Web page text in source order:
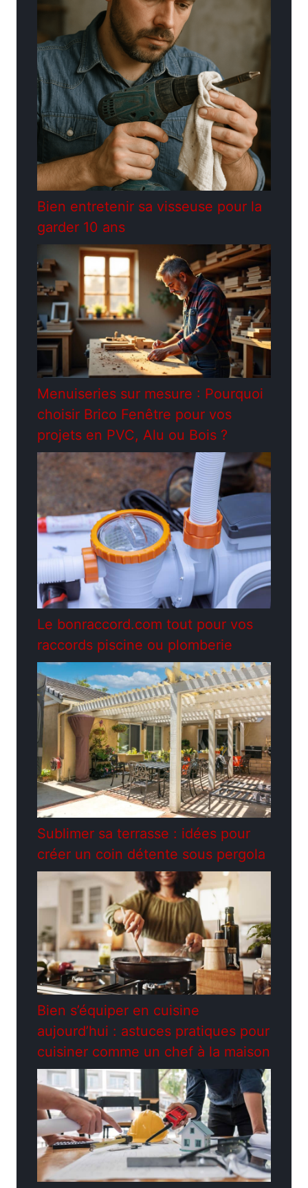
Bien entretenir sa visseuse pour la
garder 10 ans
Menuiseries sur mesure : Pourquoi
choisir Brico Fenêtre pour vos
projets en PVC, Alu ou Bois ?
Le bonraccord.com tout pour vos
raccords piscine ou plomberie
Sublimer sa terrasse : idées pour
créer un coin détente sous pergola
Bien s’équiper en cuisine
aujourd’hui : astuces pratiques pour
cuisiner comme un chef à la maison